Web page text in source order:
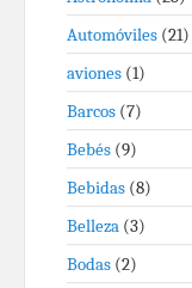
Automóviles (21)
aviones (1)
Barcos (7)
Bebés (9)
Bebidas (8)
Belleza (3)
Bodas (2)